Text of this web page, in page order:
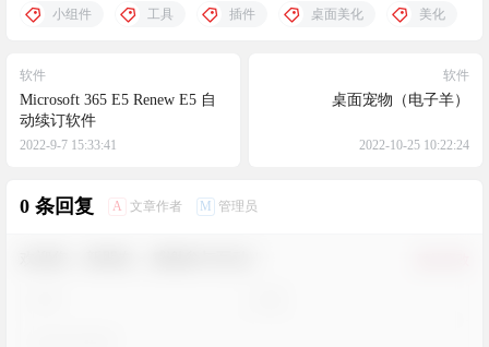
小组件 工具 插件 桌面美化 美化
软件
Microsoft 365 E5 Renew E5 自
动续订软件
2022-9-7 15:33:41
软件
桌面宠物（电子羊）
2022-10-25 10:22:24
0 条回复 A 文章作者 M 管理员